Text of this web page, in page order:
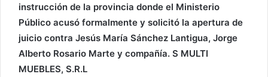
l
e
c
t
instrucción de la provincia donde el Ministerio
Público acusó formalmente y solicitó la apertura de
juicio contra Jesús María Sánchez Lantigua, Jorge
Alberto Rosario Marte y compañía. S MULTI
MUEBLES, S.R.L